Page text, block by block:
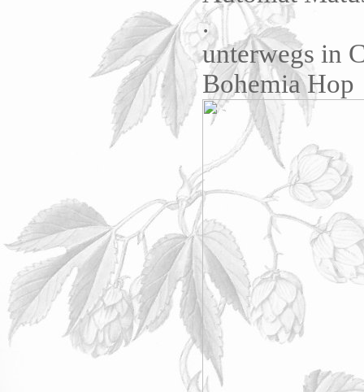
.
unterwegs in
Bohemia Hop